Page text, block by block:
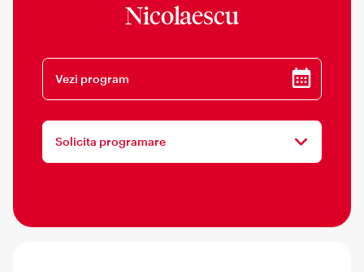
Nicolaescu
Vezi program
Solicita programare